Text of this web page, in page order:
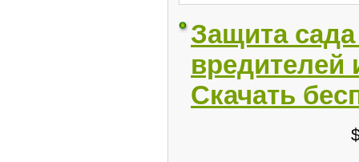
Защита
вредителей
Скачать